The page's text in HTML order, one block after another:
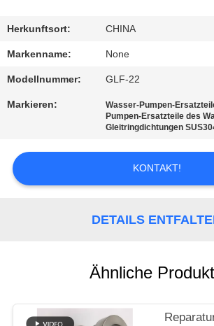
TRETEN
SIE
MIT
UNS
FORDERN
SITEMAP
Herkunftsort: CHINA
Markenname: None
Modellnummer: GLF-22
Markieren: Wasser-Pumpen-
Pumpen-Ersatzteile des
Gleitringdichtungen
KONTAKT!
DETAILS
Ähnliche